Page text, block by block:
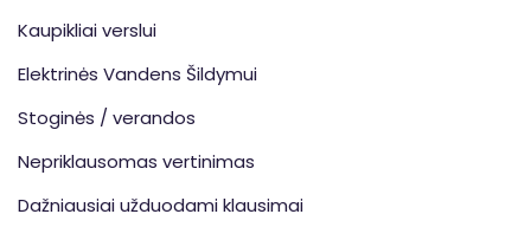
Kaupikliai verslui
Elektrinės Vandens Šildymui
Stoginės / verandos
Nepriklausomas vertinimas
Dažniausiai užduodami klausimai